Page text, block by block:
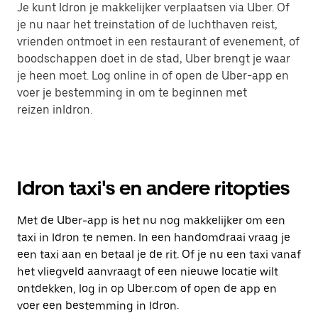
Je kunt Idron je makkelijker verplaatsen via Uber. Of
je nu naar het treinstation of de luchthaven reist,
vrienden ontmoet in een restaurant of evenement, of
boodschappen doet in de stad, Uber brengt je waar
je heen moet. Log online in of open de Uber-app en
voer je bestemming in om te beginnen met
reizen inIdron.
Idron taxi's en andere ritopties
Met de Uber-app is het nu nog makkelijker om een
taxi in Idron te nemen. In een handomdraai vraag je
een taxi aan en betaal je de rit. Of je nu een taxi vanaf
het vliegveld aanvraagt of een nieuwe locatie wilt
ontdekken, log in op Uber.com of open de app en
voer een bestemming in Idron.